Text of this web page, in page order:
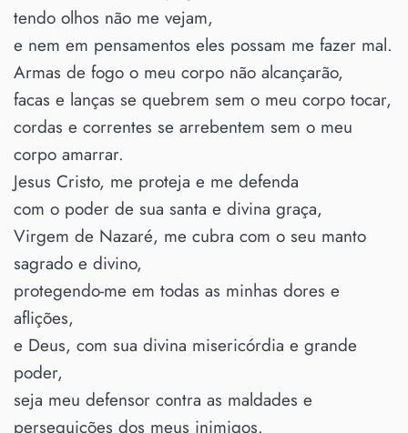
tendo olhos não me vejam,
e nem em pensamentos eles possam me fazer mal.
Armas de fogo o meu corpo não alcançarão,
facas e lanças se quebrem sem o meu corpo tocar,
cordas e correntes se arrebentem sem o meu
corpo amarrar.
Jesus Cristo, me proteja e me defenda
com o poder de sua santa e divina graça,
Virgem de Nazaré, me cubra com o seu manto
sagrado e divino,
protegendo-me em todas as minhas dores e
aflições,
e Deus, com sua divina misericórdia e grande
poder,
seja meu defensor contra as maldades e
perseguições dos meus inimigos.